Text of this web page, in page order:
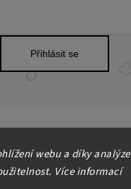
webu a díky analýze
Více informací
Přihlásit se